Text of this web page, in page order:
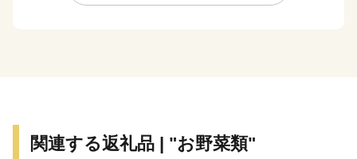
関連する返礼品 | "お野菜類"